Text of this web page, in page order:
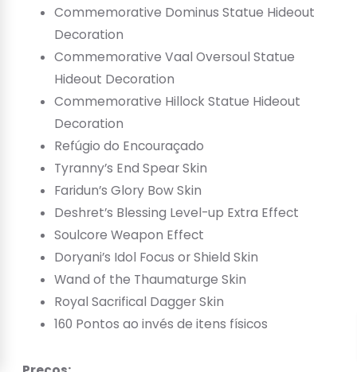
Commemorative Dominus Statue Hideout
Decoration
Commemorative Vaal Oversoul Statue
Hideout Decoration
Commemorative Hillock Statue Hideout
Decoration
Refúgio do Encouraçado
Tyranny’s End Spear Skin
Faridun’s Glory Bow Skin
Deshret’s Blessing Level-up Extra Effect
Soulcore Weapon Effect
Doryani’s Idol Focus or Shield Skin
Wand of the Thaumaturge Skin
Royal Sacrifical Dagger Skin
160 Pontos ao invés de itens físicos